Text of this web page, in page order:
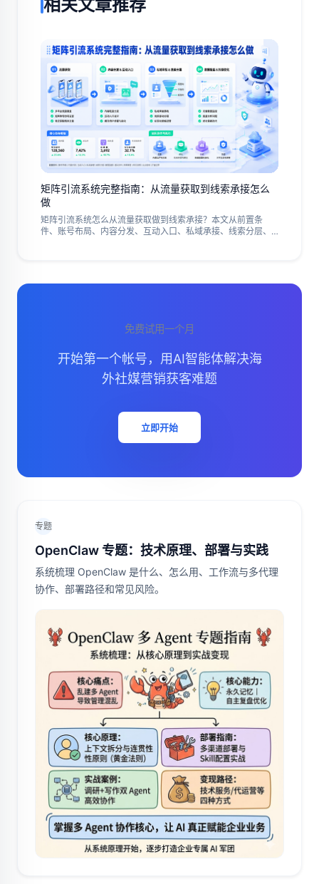
相关文章推荐
矩阵引流系统完整指南：从流量获取到线索承接怎么
做
矩阵引流系统怎么从流量获取做到线索承接？本文从前置条
件、账号布局、内容分发、互动入口、私域承接、线索分层、
免费试用一个月
开始第一个帐号，用AI智能体解决海
外社媒营销获客难题
立即开始
专题
OpenClaw 专题：技术原理、部署与实践
系统梳理 OpenClaw 是什么、怎么用、工作流与多代理
协作、部署路径和常见风险。